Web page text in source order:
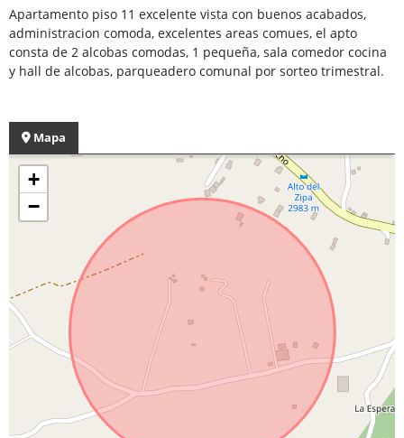
Apartamento piso 11 excelente vista con buenos acabados,
administracion comoda, excelentes areas comues, el apto
consta de 2 alcobas comodas, 1 pequeña, sala comedor cocina
y hall de alcobas, parqueadero comunal por sorteo trimestral.
Mapa
+
−